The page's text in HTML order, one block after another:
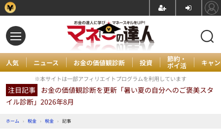
人気 ニュース お金の価値観診断 投資 節約・
ポイ活 キャ
※本サイトは一部アフィリエイトプログラムを利用しています
注目記事 お金の価値観診断を更新「暑い夏の自分へのご褒美スタ
イル診断」2026年8月
ホーム › 税金 › 税金 › 記事